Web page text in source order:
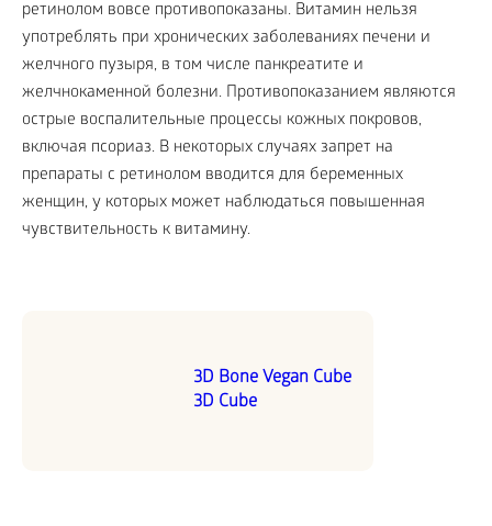
ретинолом вовсе противопоказаны. Витамин нельзя
употреблять при хронических заболеваниях печени и
желчного пузыря, в том числе панкреатите и
желчнокаменной болезни. Противопоказанием являются
острые воспалительные процессы кожных покровов,
включая псориаз. В некоторых случаях запрет на
препараты с ретинолом вводится для беременных
женщин, у которых может наблюдаться повышенная
чувствительность к витамину.
3D Bone Vegan Cube
3D Cube